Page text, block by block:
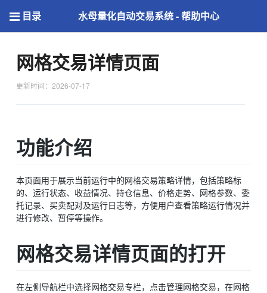
目录 水母量化自动交易系统 - 帮助中心
网格交易详情页面
更新时间：2026-07-17
功能介绍
本页面用于展示当前运行中的网格交易策略详情，包括策略标
的、运行状态、收益情况、持仓信息、价格走势、网格参数、委
托记录、买卖配对及运行日志等，方便用户查看策略运行情况并
进行修改、暂停等操作。
网格交易详情页面的打开
在左侧导航栏中选择网格交易专栏，点击管理网格交易，在网格